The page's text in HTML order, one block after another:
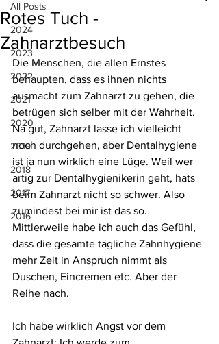
All Posts
2024
2023
2022
2021
2020
2019
2018
2017
2016
Rotes Tuch -
Zahnarztbesuch
Die Menschen, die allen Ernstes
behaupten, dass es ihnen nichts
ausmacht zum Zahnarzt zu gehen, die
betrügen sich selber mit der Wahrheit.
Na gut, Zahnarzt lasse ich vielleicht
noch durchgehen, aber Dentalhygiene
ist ja nun wirklich eine Lüge. Weil wer
artig zur Dentalhygienikerin geht, hats
beim Zahnarzt nicht so schwer. Also
zumindest bei mir ist das so.
Mittlerweile habe ich auch das Gefühl,
dass die gesamte tägliche Zahnhygiene
mehr Zeit in Anspruch nimmt als
Duschen, Eincremen etc. Aber der
Reihe nach.
Ich habe wirklich Angst vor dem